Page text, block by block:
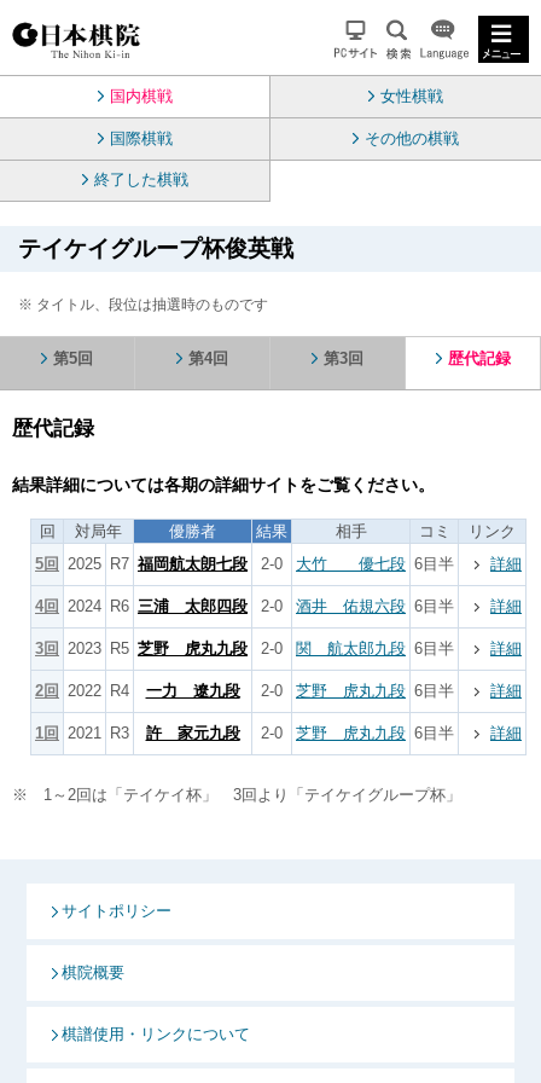
国内棋戦 女性棋戦
国際棋戦 その他の棋戦
終了した棋戦
テイケイグループ杯俊英戦
※ タイトル、段位は抽選時のものです
第5回 第4回 第3回 歴代記録
歴代記録
結果詳細については各期の詳細サイトをご覧ください。
回 対局年 優勝者 結果 相手 コミ
リンク
5回
2025 R7 福岡航太朗七段 2-0 大竹 優七段 6目半 詳細
4回 2024 R6 三浦 太郎四段 2-0 酒井 佑規六段 6目半 詳細
3回 2023 R5 芝野 虎丸九段 2-0 関 航太郎九段 6目半 詳細
2回 2022 R4 一力 遼九段 2-0 芝野 虎丸九段 6目半 詳細
1回 2021 R3 許 家元九段 2-0 芝野 虎丸九段 6目半 詳細
※ 1～2回は「テイケイ杯」 3回より「テイケイグループ杯」
サイトポリシー
棋院概要
棋譜使用・リンクについて